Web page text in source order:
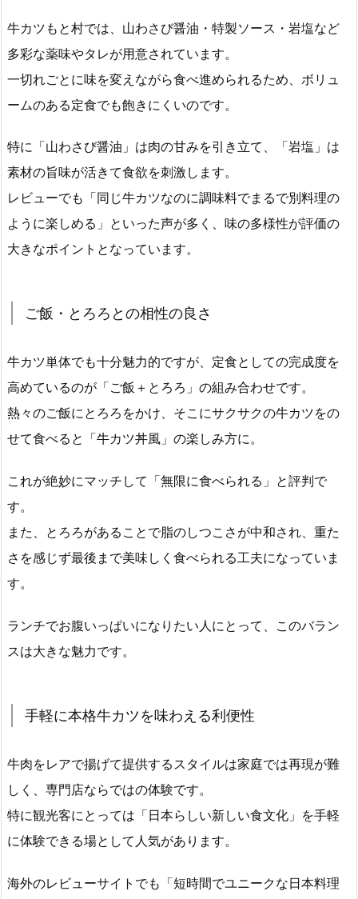
牛カツもと村では、山わさび醤油・特製ソース・岩塩など
多彩な薬味やタレが用意されています。
一切れごとに味を変えながら食べ進められるため、ボリュ
ームのある定食でも飽きにくいのです。
特に「山わさび醤油」は肉の甘みを引き立て、「岩塩」は
素材の旨味が活きて食欲を刺激します。
レビューでも「同じ牛カツなのに調味料でまるで別料理の
ように楽しめる」といった声が多く、味の多様性が評価の
大きなポイントとなっています。
ご飯・とろろとの相性の良さ
牛カツ単体でも十分魅力的ですが、定食としての完成度を
高めているのが「ご飯＋とろろ」の組み合わせです。
熱々のご飯にとろろをかけ、そこにサクサクの牛カツをの
せて食べると「牛カツ丼風」の楽しみ方に。
これが絶妙にマッチして「無限に食べられる」と評判で
す。
また、とろろがあることで脂のしつこさが中和され、重た
さを感じず最後まで美味しく食べられる工夫になっていま
す。
ランチでお腹いっぱいになりたい人にとって、このバラン
スは大きな魅力です。
手軽に本格牛カツを味わえる利便性
牛肉をレアで揚げて提供するスタイルは家庭では再現が難
しく、専門店ならではの体験です。
特に観光客にとっては「日本らしい新しい食文化」を手軽
に体験できる場として人気があります。
海外のレビューサイトでも「短時間でユニークな日本料理